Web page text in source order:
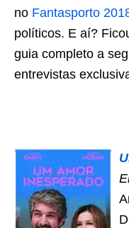
no Fantasporto
políticos. E aí?
guia completo a
entrevistas